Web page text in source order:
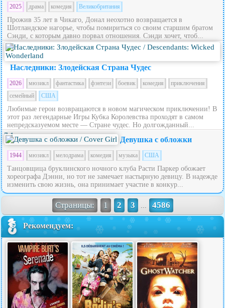
2025 драма комедия Великобритания
Прожив 35 лет в Чикаго, Донал неохотно возвращается в
Шотландское нагорье, чтобы помириться со своим старшим братом
Сэнди, с которым давно порвал отношения. Сэнди хочет, чтоб...
5.6
Наследники: Злодейская Страна Чудес
2026 мюзикл фантастика фэнтези боевик комедия
приключения
семейный
США
Любимые герои возвращаются в новом магическом приключении! В
этот раз легендарные Игры Кубка Королевства проходят в самом
непредсказуемом месте — Стране чудес. Но долгожданный...
7.1 Девушка с обложки
1944 мюзикл мелодрама комедия музыка США
Танцовщица бруклинского ночного клуба Расти Паркер обожает
хореографа Дэнни, но тот не замечает настырную девицу. В надежде
изменить свою жизнь, она принимает участие в конкур...
Страницы: 1 2 3 ... 4586
Рекомендуем: